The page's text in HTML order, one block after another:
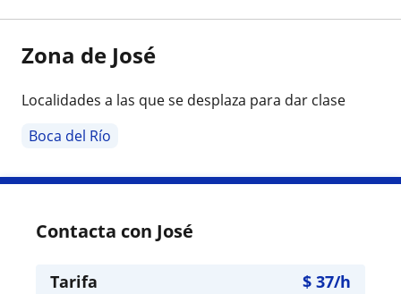
Zona de José
Localidades a las que se desplaza para dar clase
Boca del Río
Contacta con José
Tarifa $ 37/h